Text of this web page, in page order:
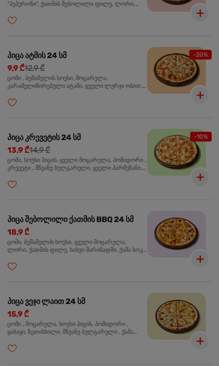
"პეპერონი", ქათმის შებოლილი ფილე, ლორი,
-20%
პიცა ატმის 24 სმ
9,9 ₾12,9 ₾
ცომი , ბეშამელის სოუსი, მოცარელა,
კარამელიზირებული ატამი, ყველი ლურჯი ობით,
-10%
პიცა კრევეტის 24 სმ
13,9 ₾14,9 ₾
ცომი, სოუსი პიცის, ყველი მოცარელა, პომიდორი ,
კრევეტი , მწვანე ბულგარული, ყველი პარმეზანი,
პიცა შებოლილი ქათმის BBQ 24 სმ
18,9 ₾
ცომი, ბეშამელის სოუსი, ყველი მოცარელა,
ლორი, ქათმის ფილე, ხახვი მარინადში, ქამა სოკო
პიცა ვეჯი ლაით 24 სმ
15,9 ₾
ცომი , მოცარელა, სოუსი პიცის, პომიდორი ,
ყაბაყი, ზეთისხილი, მწვანე ბულგარული , ქამა